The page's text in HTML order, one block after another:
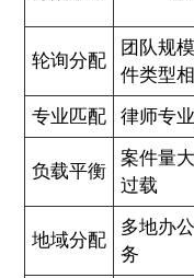
轮询分配
团队规
件类型
专业匹配 律师专
负载平衡
案件量
过载
地域分配
多地办
务